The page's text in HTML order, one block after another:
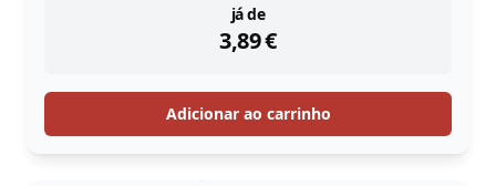
já de
3,89€
instock
Adicionar ao carrinho